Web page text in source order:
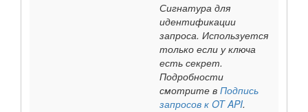
Сигнатура для
идентификации
запроса. Используется
только если у ключа
есть секрет.
Подробности
смотрите в Подпись
запросов к OT API.